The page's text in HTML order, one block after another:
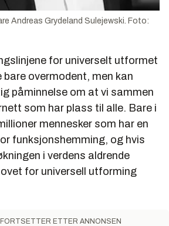
Andreas Grydeland Sulejewski. Foto:
for universelt utformet
bare overmodent, men kan
påminnelse om at vi sammen
som har plass til alle. Bare i
mennesker som har en
funksjonshemming, og hvis
i verdens aldrende
for universell utforming
ETTER ANNONSEN